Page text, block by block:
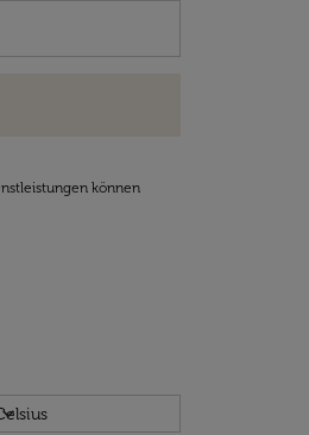
können
unit option Celsius